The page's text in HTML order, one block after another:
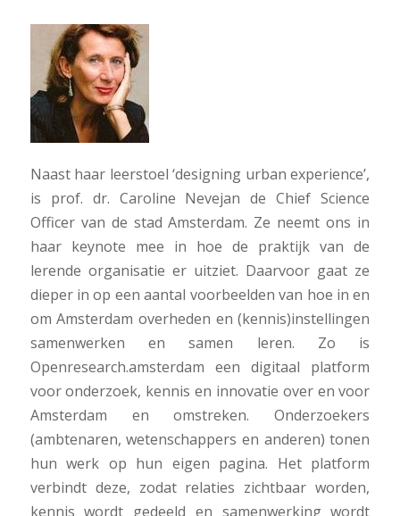
Naast haar leerstoel ‘designing urban experience’,
is prof. dr. Caroline Nevejan de Chief Science
Officer van de stad Amsterdam. Ze neemt ons in
haar keynote mee in hoe de praktijk van de
lerende organisatie er uitziet. Daarvoor gaat ze
dieper in op een aantal voorbeelden van hoe in en
om Amsterdam overheden en (kennis)instellingen
samenwerken en samen leren. Zo is
Openresearch.amsterdam een digitaal platform
voor onderzoek, kennis en innovatie over en voor
Amsterdam en omstreken. Onderzoekers
(ambtenaren, wetenschappers en anderen) tonen
hun werk op hun eigen pagina. Het platform
verbindt deze, zodat relaties zichtbaar worden,
kennis wordt gedeeld en samenwerking wordt